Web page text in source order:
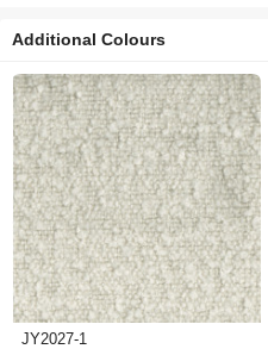
Additional Colours
JY2027-1